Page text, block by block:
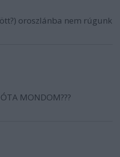
oroszlánba nem rúgunk
MONDOM???